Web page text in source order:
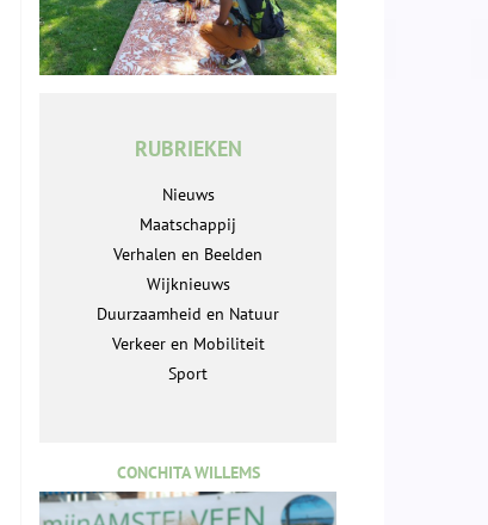
RUBRIEKEN
Nieuws
Maatschappij
Verhalen en Beelden
Wijknieuws
Duurzaamheid en Natuur
Verkeer en Mobiliteit
Sport
CONCHITA WILLEMS